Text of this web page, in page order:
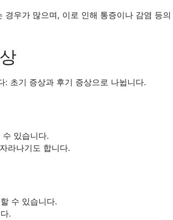
우가 많으며, 이로 인해 통증이나 감염 등의
: 초기 증상과 후기 증상으로 나뉩니다.
수 있습니다.
라나기도 합니다.
수 있습니다.
.